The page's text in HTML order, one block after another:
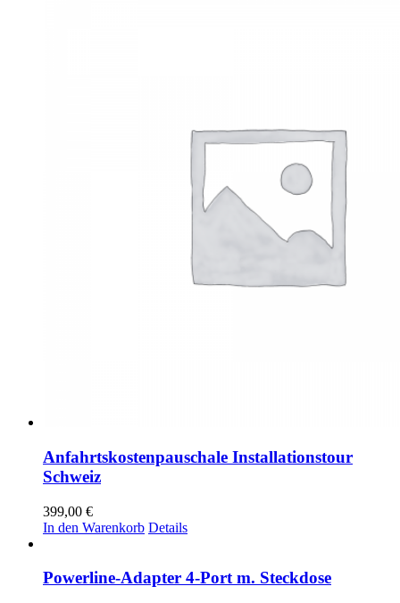
Anfahrtskostenpauschale Installationstour
Schweiz
399,00 €
In den Warenkorb Details
Powerline-Adapter 4-Port m. Steckdose